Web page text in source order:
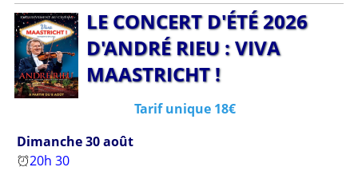
LE CON­CER­T D'ÉTÉ 2026
D'AN­DRÉ RIEU : VI­VA
MAAS­TRIC­HT !
Tarif unique 18€
Dimanche 30 août
20h 30